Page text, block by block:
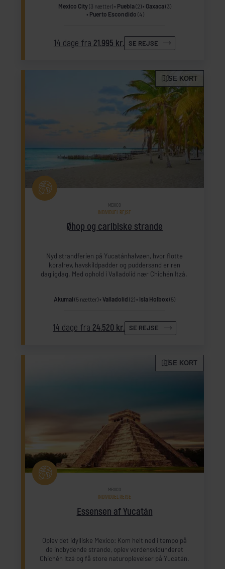
Mexico City(3 nætter) Puebla(2) Oaxaca(3)
Puerto Escondido (4)
14 dage fra 21.995 kr. SE REJSE
SE KORT
Øhop og caribiske strande
MEXICO
INDIVIDUEL REJSE
Nyd strandferien på Yucatánhalvøen, hvor flotte
koralrev, havskildpadder og puddersand er ren
dagligdag. Med ophold i Valladolid nær Chichén Itzá.
Akumal (5 nætter) Valladolid (2) Isla Holbox(5)
14 dage fra24.520 kr. SE REJSE
SE KORT
Essensen af Yucatán
MEXICO
INDIVIDUEL REJSE
Oplev det idylliske Mexico: Kom helt ned i tempo på
de indbydende strande, oplev verdensvidunderet
Chichén Itzá og få store naturoplevelser på Yucatán.